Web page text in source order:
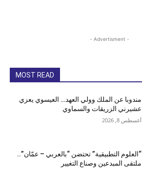
- Advertisment -
MOST READ
مندوبا عن الملك وولي العهد… العيسوي يعزي
عشيرني الزريقات والسماوي
أغسطس 8, 2026
“العلوم التطبيقية” تحتضن “بالعربي – عمّان”..
ملتقى المبدعين وصناع التغيير